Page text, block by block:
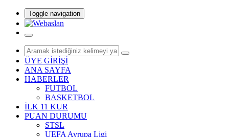
Toggle navigation
ÜYE GİRİŞİ
ANA SAYFA
HABERLER
FUTBOL
BASKETBOL
İLK 11 KUR
PUAN DURUMU
STSL
UEFA Avrupa Ligi